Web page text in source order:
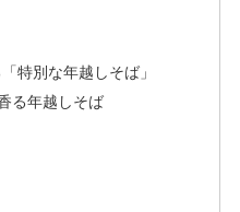
特別な年越しそば」
る年越しそば